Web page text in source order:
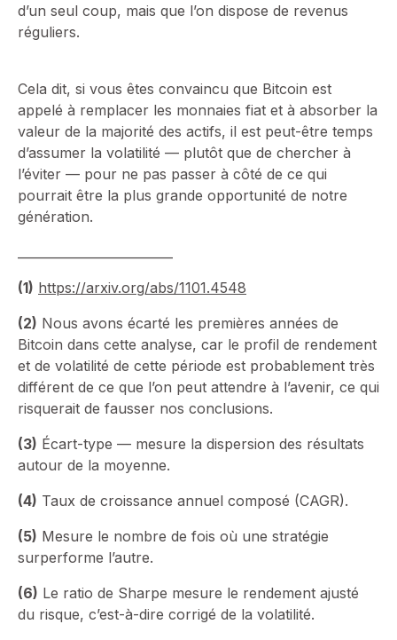
d’un seul coup, mais que l’on dispose de revenus
réguliers.
Cela dit, si vous êtes convaincu que Bitcoin est
appelé à remplacer les monnaies fiat et à absorber la
valeur de la majorité des actifs, il est peut-être temps
d’assumer la volatilité — plutôt que de chercher à
l’éviter — pour ne pas passer à côté de ce qui
pourrait être la plus grande opportunité de notre
génération.
(1) https://arxiv.org/abs/1101.4548
(2) Nous avons écarté les premières années de
Bitcoin dans cette analyse, car le profil de rendement
et de volatilité de cette période est probablement très
différent de ce que l’on peut attendre à l’avenir, ce qui
risquerait de fausser nos conclusions.
(3) Écart-type — mesure la dispersion des résultats
autour de la moyenne.
(4) Taux de croissance annuel composé (CAGR).
(5) Mesure le nombre de fois où une stratégie
surperforme l’autre.
(6) Le ratio de Sharpe mesure le rendement ajusté
du risque, c’est-à-dire corrigé de la volatilité.